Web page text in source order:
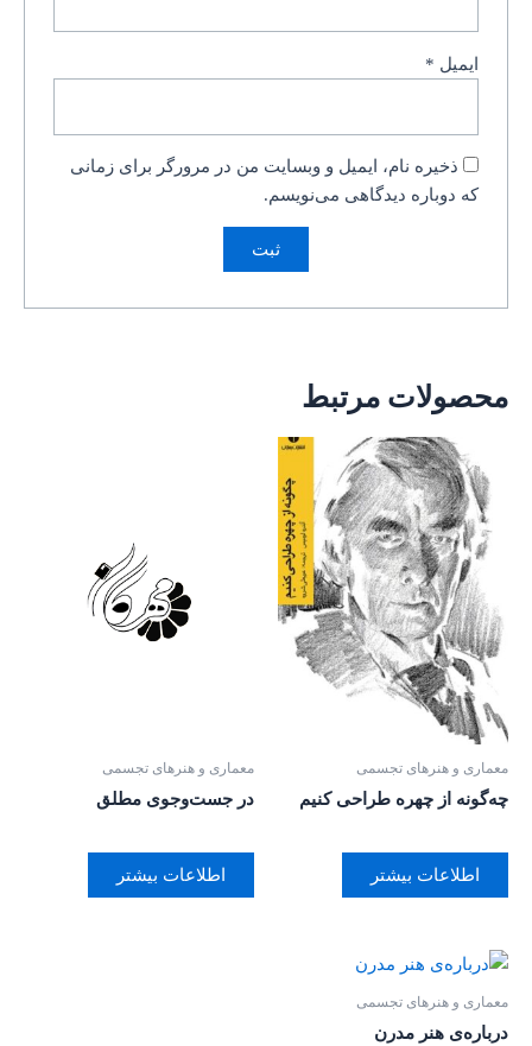
ایمیل *
ذخیره نام، ایمیل و وبسایت من در مرورگر برای زمانی
که دوباره دیدگاهی می‌نویسم.
محصولات مرتبط
معماری و هنرهای تجسمی
چه‌گونه از چهره طراحی کنیم
اطلاعات بیشتر
معماری و هنرهای تجسمی
در جست‌وجوی مطلق
اطلاعات بیشتر
معماری و هنرهای تجسمی
درباره‌ی هنر مدرن